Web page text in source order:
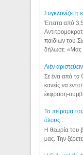
Συγκλονίζει η
Έπειτα από
παιδιών του
δήλωσε: «Μας
Aιέν
Σε ένα από τα
κανείς να
έκφραση-
Το πείραμα
όλους...
Η θεωρία του
μας. Την